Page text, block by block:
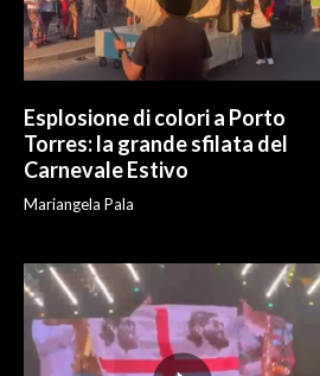
Esplosione di colori a Porto
Torres: la grande sfilata del
Carnevale Estivo
Mariangela Pala